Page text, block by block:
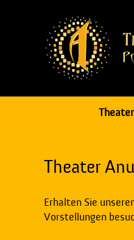
Theater
Erhalten Sie
Vorstellungen